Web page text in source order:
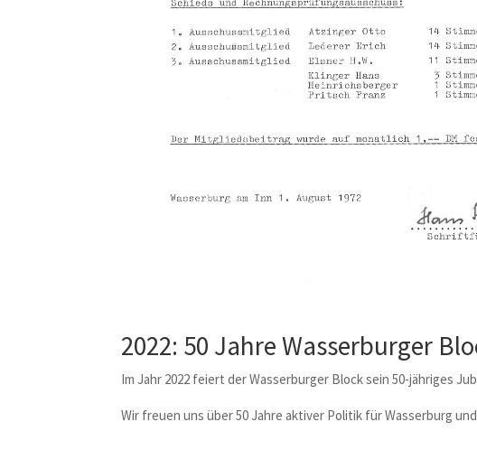
2022: 50 Jahre Wasserburger
Im Jahr 2022 feiert der Wasserburger Block sein 50-jähriges
Wir freuen uns über 50 Jahre aktiver Politik für Wasserburg